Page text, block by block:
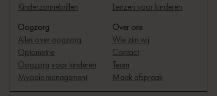
Kinderzonnebrillen
Lenzen voor kinderen
Oogzorg
Alles over oogzorg
Optometrie
Oogzorg voor kinderen
Myopie management
Over ons
Wie zijn wij
Contact
Team
Maak afspraak